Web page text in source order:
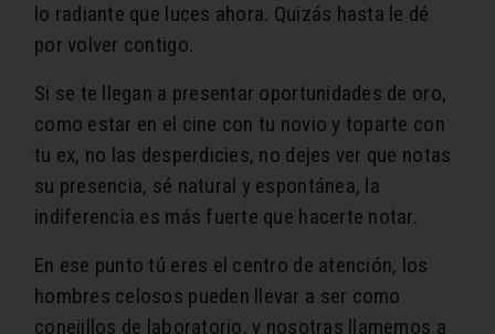
lo radiante que luces ahora. Quizás hasta le dé
por volver contigo.
Si se te llegan a presentar oportunidades de oro,
como estar en el cine con tu novio y toparte con
tu ex, no las desperdicies, no dejes ver que notas
su presencia, sé natural y espontánea, la
indiferencia es más fuerte que hacerte notar.
En ese punto tú eres el centro de atención, los
hombres celosos pueden llevar a ser como
conejillos de laboratorio, y nosotras llamemos a